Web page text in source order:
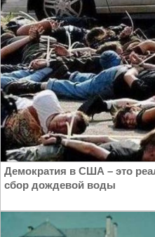
Демократия в США – это
сбор дождевой воды